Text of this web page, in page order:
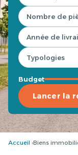
Budget
Lancer la
Accueil Biens